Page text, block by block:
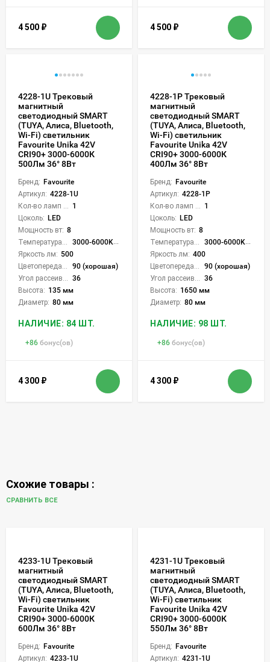
4 500 ₽ 4 500 ₽
4228-1U Трековый
магнитный
светодиодный SMART
(TUYA, Алиса, Bluetooth,
Wi-Fi) светильник
Favourite Unika 42V
CRI90+ 3000-6000К
500Лм 36° 8Вт
Бренд: Favourite
Артикул: 4228-1U
1
Цоколь: LED
Мощность вт: 8
3000-6000K (плавная рег.)
Яркость лм: 500
90 (хорошая)
36
Высота: 135 мм
Диаметр: 80 мм
НАЛИЧИЕ: 84 ШТ.
+86 бонус(ов)
4 300 ₽
4228-1P Трековый
магнитный
светодиодный SMART
(TUYA, Алиса, Bluetooth,
Wi-Fi) светильник
Favourite Unika 42V
CRI90+ 3000-6000К
400Лм 36° 8Вт
Бренд: Favourite
Артикул: 4228-1P
1
Цоколь: LED
Мощность вт: 8
3000-6000K (плавная рег.)
Яркость лм: 400
90 (хорошая)
36
Высота: 1650 мм
Диаметр: 80 мм
НАЛИЧИЕ: 98 ШТ.
+86 бонус(ов)
4 300 ₽
Схожие товары :
СРАВНИТЬ ВСЕ
4233-1U Трековый
магнитный
светодиодный SMART
(TUYA, Алиса, Bluetooth,
Wi-Fi) светильник
Favourite Unika 42V
CRI90+ 3000-6000К
600Лм 36° 8Вт
Бренд: Favourite
Артикул: 4233-1U
4231-1U Трековый
магнитный
светодиодный SMART
(TUYA, Алиса, Bluetooth,
Wi-Fi) светильник
Favourite Unika 42V
CRI90+ 3000-6000К
550Лм 36° 8Вт
Бренд: Favourite
Артикул: 4231-1U